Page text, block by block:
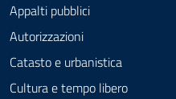
Appalti pubblici
Autorizzazioni
Catasto e urbanistica
Cultura e tempo libero